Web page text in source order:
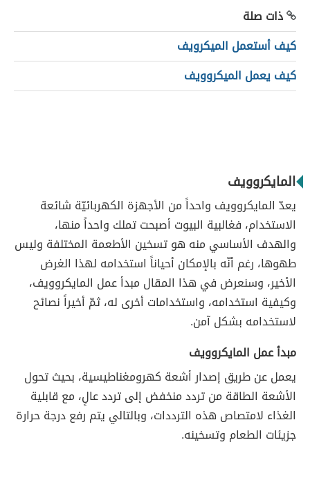
ذات صلة
كيف أستعمل الميكرويف
كيف يعمل الميكروويف
المايكروويف
يعدّ المايكروويف واحداً من الأجهزة الكهربائيّة شائعة
الاستخدام، فغالبية البيوت أصبحت تملك واحداً منها،
والهدف الأساسي منه هو تسخين الأطعمة المختلفة وليس
طهوها، رغم أنّه بالإمكان أحياناً استخدامه لهذا الغرض
الأخير، وسنعرض في هذا المقال مبدأ عمل المايكروويف،
وكيفية استخدامه، واستخدامات أخرى له، ثمّ أخيراً نصائح
لاستخدامه بشكل آمن.
مبدأ عمل المايكروويف
يعمل عن طريق إصدار أشعة كهرومغناطيسية، بحيث تحول
الأشعة الطاقة من تردد منخفض إلى تردد عالٍ، مع قابلية
الغذاء لامتصاص هذه الترددات، وبالتالي يتم رفع درجة حرارة
جزيئات الطعام وتسخينه.